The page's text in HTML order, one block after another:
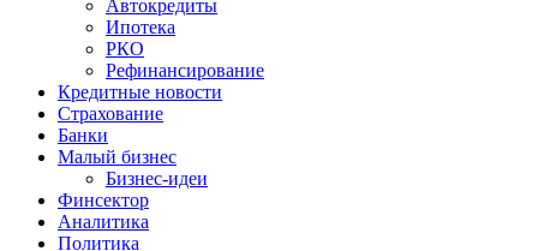
Автокредиты
Ипотека
РКО
Рефинансирование
Кредитные новости
Страхование
Банки
Малый бизнес
Бизнес-идеи
Финсектор
Аналитика
Политика